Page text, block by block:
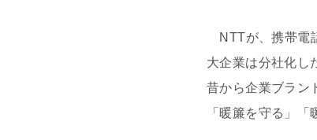
NTTが、携帯電
大企業は分社化し
昔から企業ブラン
「暖簾を守る」